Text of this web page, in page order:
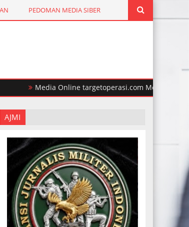
PEDOMAN MEDIA SIBER
Media Online targetoperasi.com Mengabarkan
AJMI